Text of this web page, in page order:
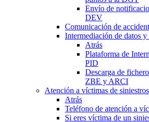
Envío de
DEV
Comunicación de
Intermediación de datos y
Atrás
Plataforma de
PID
Descarga de
ZBE y ARCI
Atención a víctimas de siniestros
Atrás
Teléfono de atención a
Si eres víctima de un